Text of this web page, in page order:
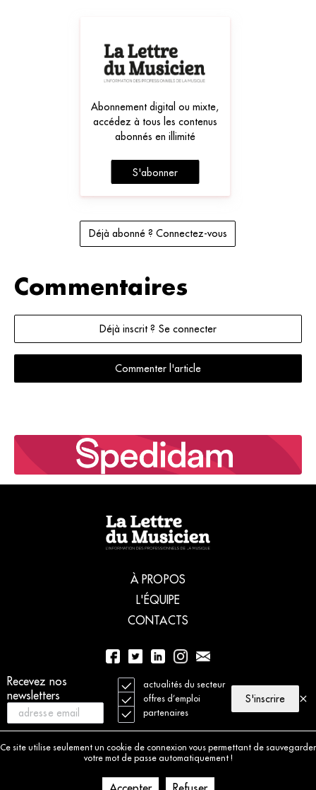
Recevez nos
newsletters
actualités du secteur
offres d’emploi
partenaires
S'inscrire
Ce site utilise seulement un cookie de connexion vous permettant de sauvegarder
votre mot de passe automatiquement !
Abonnement digital ou mixte,
accédez à tous les contenus
abonnés en illimité
S'abonner
Déjà abonné ? Connectez-vous
Commentaires
Déjà inscrit ? Se connecter
Commenter l'article
À PROPOS
L'ÉQUIPE
CONTACTS
01 56 77 04 00
© 2021 La Lettre du Musicien. Tous droits réservés
Charte déontologique